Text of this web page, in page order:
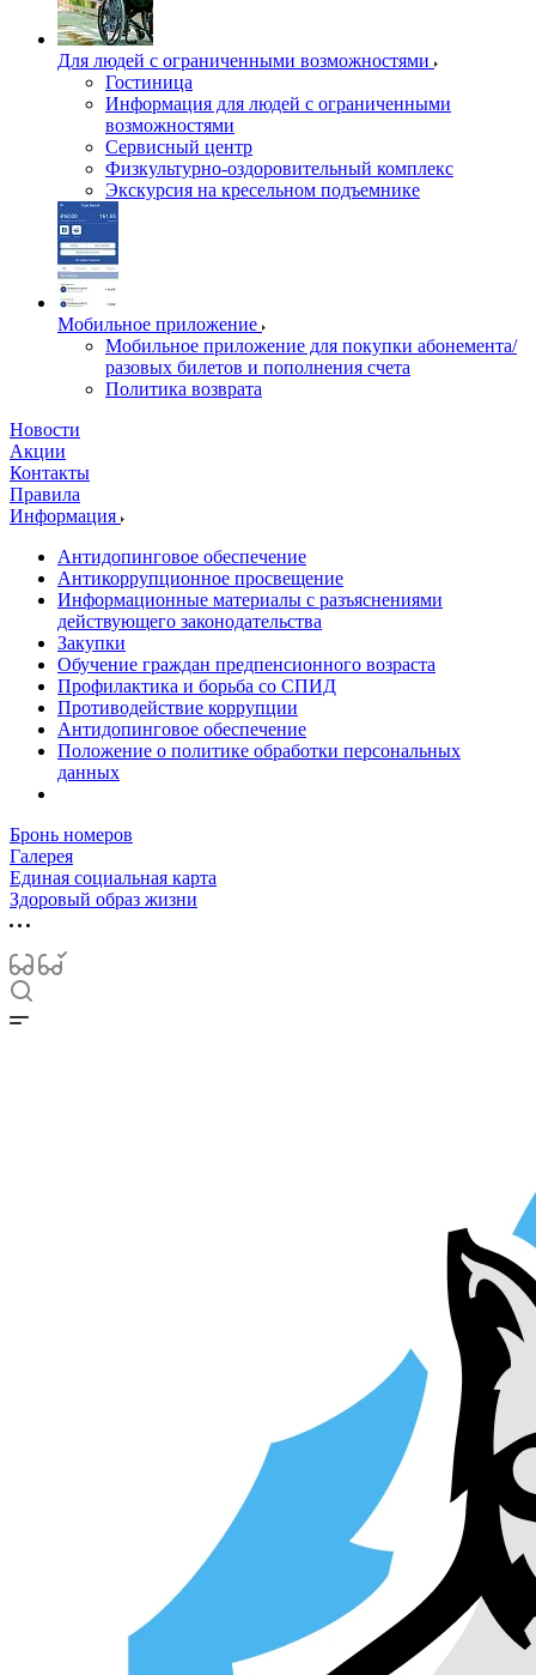
Для людей с ограниченными возможностями
Гостиница
Информация для людей с ограниченными
возможностями
Сервисный центр
Физкультурно-оздоровительный комплекс
Экскурсия на кресельном подъемнике
Мобильное приложение
Мобильное приложение для покупки абонемента/
разовых билетов и пополнения счета
Политика возврата
Новости
Акции
Контакты
Правила
Информация
Антидопинговое обеспечение
Антикоррупционное просвещение
Информационные материалы с разъяснениями
действующего законодательства
Закупки
Обучение граждан предпенсионного возраста
Профилактика и борьба со СПИД
Противодействие коррупции
Антидопинговое обеспечение
Положение о политике обработки персональных
данных
Бронь номеров
Галерея
Единая социальная карта
Здоровый образ жизни